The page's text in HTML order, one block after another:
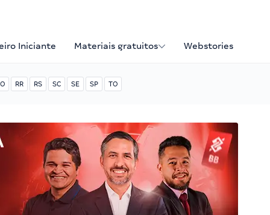
Iniciante Materiais gratuitos Webstories
RR RS SC SE SP TO